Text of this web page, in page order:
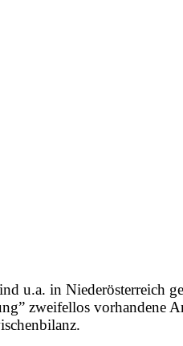
u.a. in Niederösterreich
zweifellos vorhandene